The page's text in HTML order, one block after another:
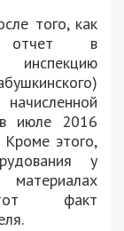
того, как
отчет в
инспекцию
в июле 2016
Кроме этого,
у
факт